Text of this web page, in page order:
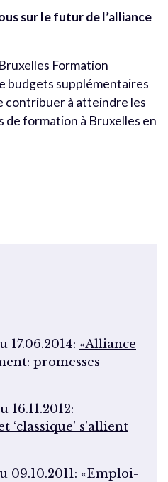
sur le futur de l’alliance
Formation
budgets supplémentaires
contribuer à atteindre les
de formation à Bruxelles en
17.06.2014: «Alliance
promesses
16.11.2012:
‘classique’ s’allient
09.10.2011: «Emploi-